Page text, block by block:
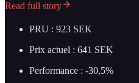
Read full story
PRU : 923 SEK
Prix actuel : 641 SEK
Performance : -30,5%